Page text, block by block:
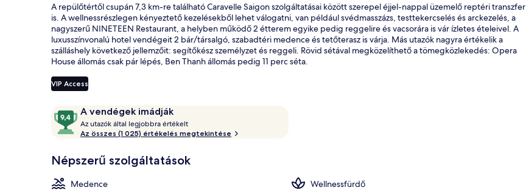
Lobby
A repülőtértől csupán 7,3 km-re található Caravelle Saigon szolgáltatásai között szerepel éjjel-nappal üzemelő reptéri transzfer
is. A wellnessrészlegen kényeztető kezelésekből lehet válogatni, van például svédmasszázs, testtekercselés és arckezelés, a
nagyszerű NINETEEN Restaurant, a helyben működő 2 étterem egyike pedig reggelire és vacsorára is vár ízletes ételeivel. A
luxusszínvonalú hotel vendégeit 2 bár/társalgó, szabadtéri medence és tetőterasz is várja. Más utazók nagyra értékelik a
szálláshely következő jellemzőit: segítőkész személyzet és reggeli. Rövid sétával megközelíthető a tömegközlekedés: Opera
House állomás csak pár lépés, Ben Thanh állomás pedig 11 perc séta.
VIP Access
ÉrtékelésekA vendégek imádják
9,4
ennyiből:
10,
vendégek
Az utazók által legjobbra értékelt
z
t
Az összes (1 025) értékelés megtekintése
Népszerű szolgáltatások
Medence
Wellnessfürdő